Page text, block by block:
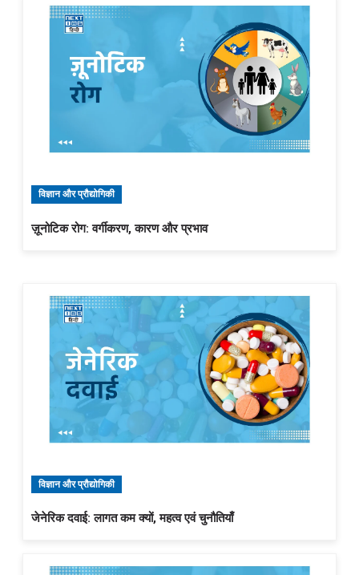
विज्ञान और प्रौद्योगिकी
ज़ूनोटिक रोग: वर्गीकरण, कारण और प्रभाव
विज्ञान और प्रौद्योगिकी
जेनेरिक दवाई: लागत कम क्यों, महत्व एवं चुनौतियाँ